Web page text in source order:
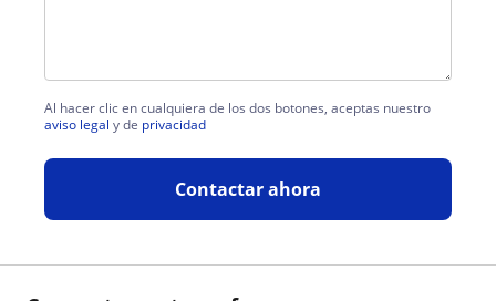
Al hacer clic en cualquiera de los dos botones, aceptas nuestro
aviso legal y de privacidad
Contactar ahora